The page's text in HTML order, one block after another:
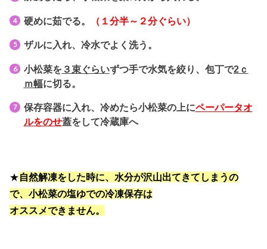
硬めに茹でる。 （１分半～２分ぐらい）
ザルに入れ、冷水でよく洗う。
小松菜を ３束ぐらいずつ手で水気を絞り、包丁で2ｃ
ｍ幅に切る。
保存容器に入れ、冷めたら小松菜の上にペーパータオ
ルをのせ蓋をして冷蔵庫へ
★自然解凍をした時に、水分が沢山出てきてしまうの
で、小松菜の塩ゆでの冷凍保存は
オススメできません。